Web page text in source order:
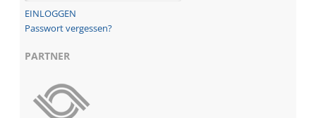
Passwort vergessen?
PARTNER